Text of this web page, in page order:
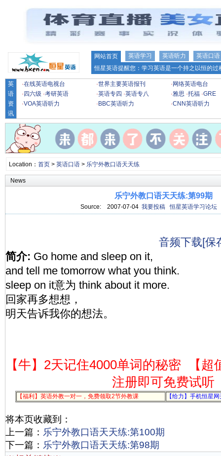
网站首页 英语学习 英语听力
英语口语
恒星英语提醒您：学习英语是一个持之以恒的
英
语
资
讯
·在线英语电视台 ·世界主要英语报刊 · 网络英语电台
· 四六级 ·考研英语 ·英语专四 ·英语专八 ·雅思 ·托福 ·GRE
·VOA英语听力 · BBC英语听力 ·CNN英语听力
Location： 首页> 英语口语> 乐宁外教口语天天练
News
乐宁外教口语天天练:第99期
Source: 2007-07-04 我要投稿 恒星英语学习论坛
音频下载[保
简介: Go home and sleep on it,
and tell me tomorrow what you think.
sleep on it意为 think about it more.
回家再多想想，
明天告诉我你的想法。
【牛】2天记住4000单词的秘密
【
注册即可免费试听
【福利】英语外教一对一，免费领取2节外教课 【给力】手机恒星
将本页收藏到：
上一篇： 乐宁外教口语天天练:第100期
下一篇： 乐宁外教口语天天练:第98期